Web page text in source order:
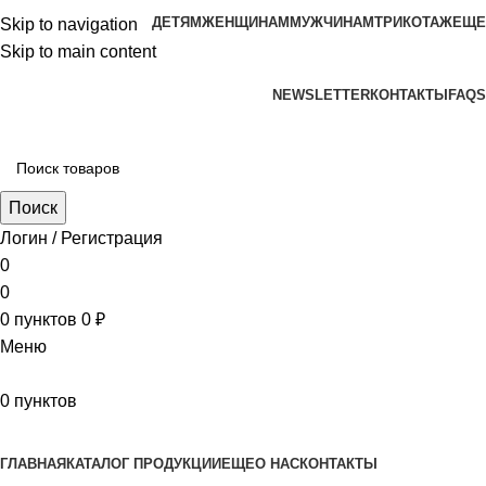
Skip to navigation
Skip to main content
ДЕТЯМЖЕНЩИНАМ МУЖЧИНАМТРИКОТАЖЕЩЕ
aritekstil@mail.ru +79226990188 , +79097440850…
NEWSLETTERКОНТАКТЫ FAQS
Поиск
Логин / Регистрация
0
0
0 пунктов 0 ₽
Меню
0 пунктов
ГЛАВНАЯ КАТАЛОГ ПРОДУКЦИИ ЕЩЕО НАСКОНТАКТЫ